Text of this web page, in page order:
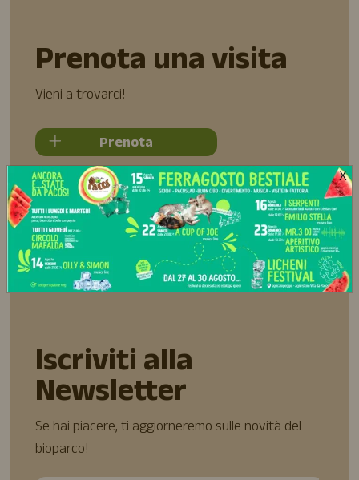
X
Prenota una visita
Vieni a trovarci!
Prenota
Iscriviti alla
Newsletter
Se hai piacere, ti aggiorneremo sulle novità del
bioparco!